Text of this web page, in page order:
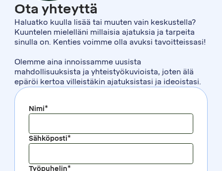
Ota yhteyttä
Haluatko kuulla lisää tai muuten vain keskustella?
Kuuntelen mielelläni millaisia ajatuksia ja tarpeita
sinulla on. Kenties voimme olla avuksi tavoitteissasi!
Olemme aina innoissamme uusista
mahdollisuuksista ja yhteistyökuvioista, joten älä
epäröi kertoa villeistäkin ajatuksistasi ja ideoistasi.
Nimi*
Sähköposti*
Työpuhelin*